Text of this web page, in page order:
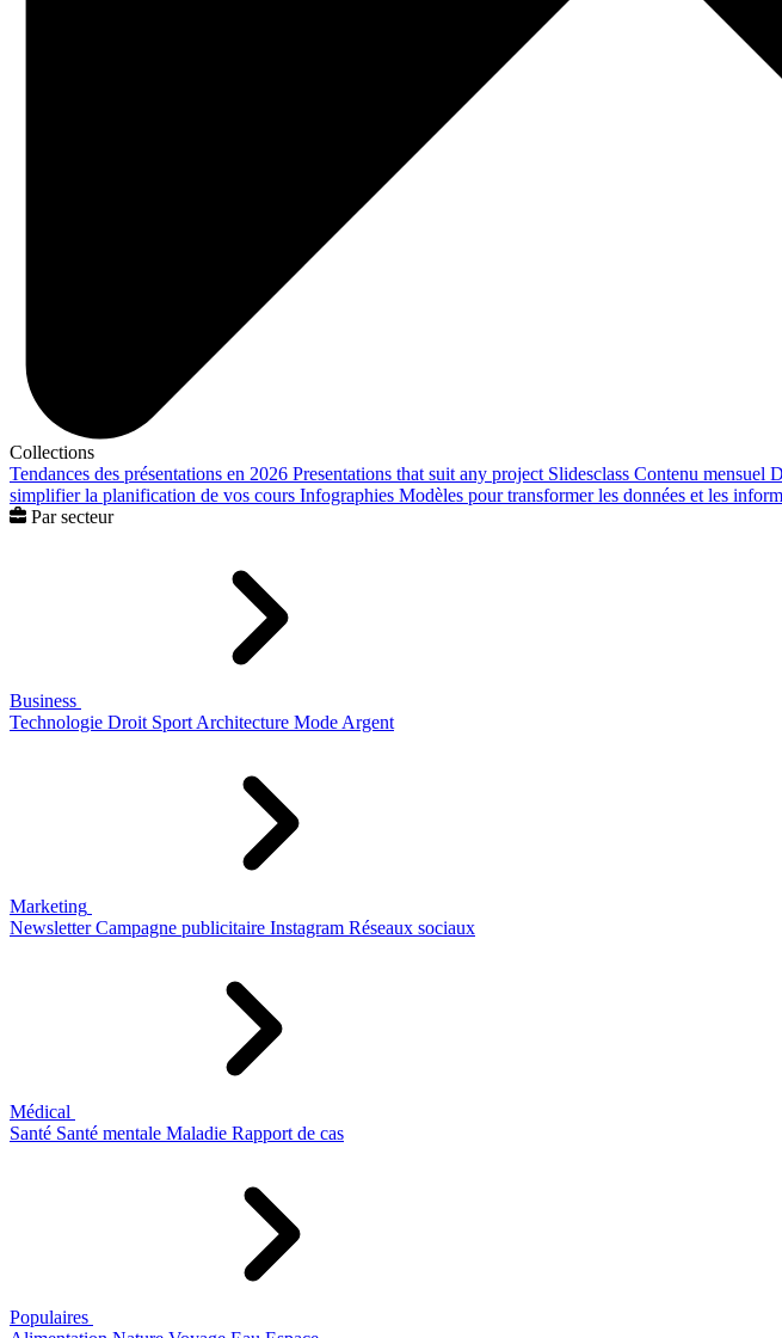
Collections
Tendances des présentations en 2026 Presentations that suit any project Slidesclass Contenu mensuel
simplifier la planification de vos cours Infographies Modèles pour transformer les données et les
Par secteur
Business
Technologie Droit Sport Architecture Mode Argent
Marketing
Newsletter Campagne publicitaire Instagram Réseaux sociaux
Médical
Santé Santé mentale Maladie Rapport de cas
Populaires